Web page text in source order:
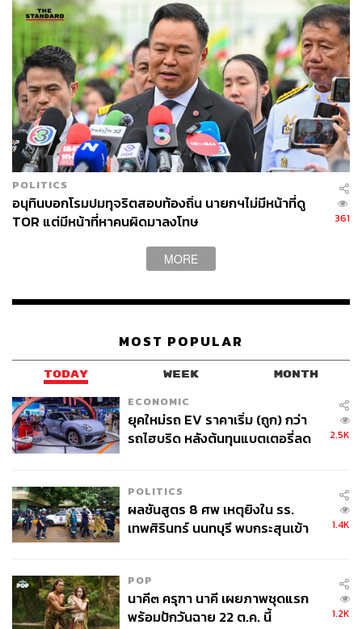
61
THE STANDARD TEAM
กองบรรณาธิการ THE STANDARD
POLITICS
อนุทินบอกโรมปมทุจริตสอบท้องถิ่น นายกฯไม่มีหน้าที่ดู
TOR แต่มีหน้าที่หาคนผิดมาลงโทษ
361
MORE
MOST POPULAR
TODAY WEEK MONTH
ECONOMIC
ยุคใหม่รถ EV ราคาเริ่ม (ถูก) กว่า
รถไฮบริด หลังต้นทุนแบตเตอรี่ลด
2.5K
POLITICS
ผลชันสูตร 8 ศพ เหตุยิงใน รร.
เทพศิรินทร์ นนทบุรี พบกระสุนเข้า
1.4K
POP
นาคี๓ ครุฑา นาคี เผยภาพชุดแรก
พร้อมปักวันฉาย 22 ต.ค. นี้
1.2K